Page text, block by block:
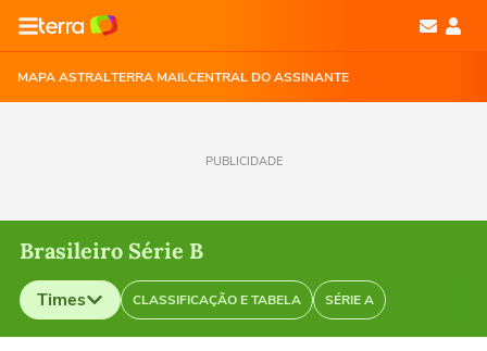
MAPA ASTRALTERRA MAILCENTRAL DO ASSINANTE
PUBLICIDADE
Brasileiro Série B
Times CLASSIFICAÇÃO E TABELA SÉRIE A